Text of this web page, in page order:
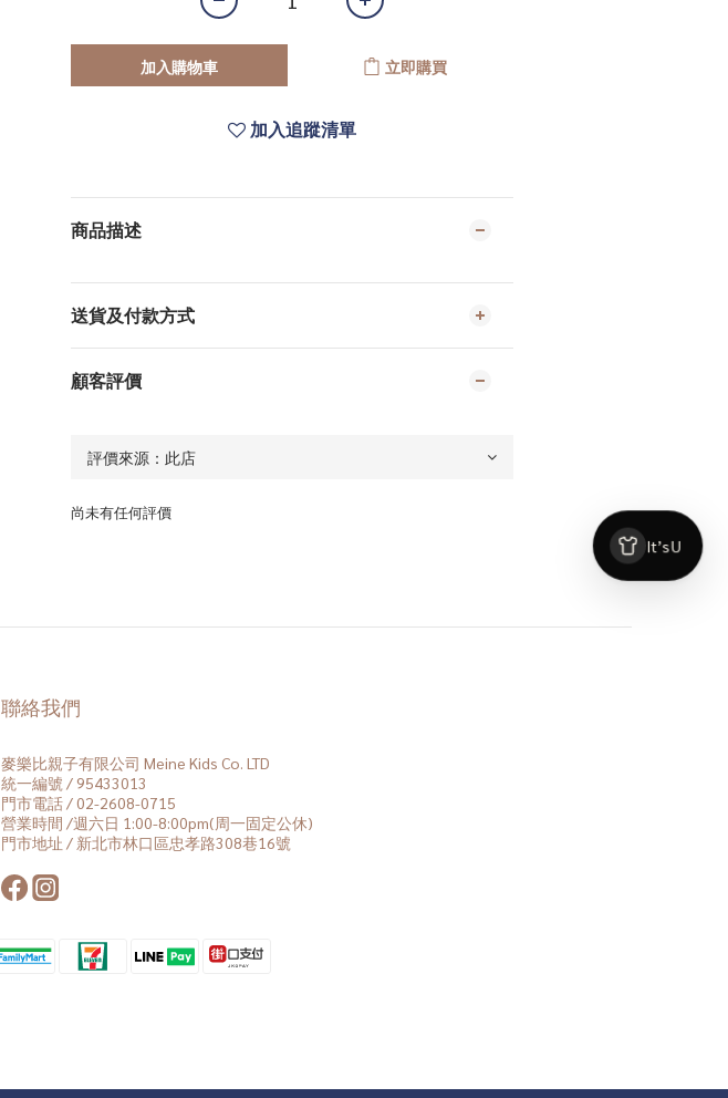
加入購物車 立即購買
加入追蹤清單
商品描述
送貨及付款方式
顧客評價
尚未有任何評價
聯絡我們
麥樂比親子有限公司 Meine Kids Co. LTD
統一編號 / 95433013
門市電話 / 02-2608-0715
營業時間 /週六日 1:00-8:00pm(周一固定公休)
門市地址 / 新北市林口區忠孝路308巷16號